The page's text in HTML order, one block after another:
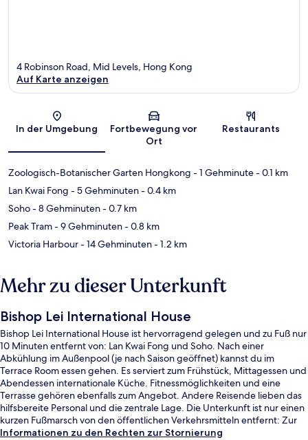
Karte
4 Robinson Road, Mid Levels, Hong Kong
Auf Karte anzeigen
In der Umgebung
Fortbewegung vor
Ort
Restaurants
Zoologisch-Botanischer Garten Hongkong - 1 Gehminute- 0.1 km
Lan Kwai Fong - 5 Gehminuten- 0.4 km
Soho- 8 Gehminuten- 0.7 km
Peak Tram- 9 Gehminuten- 0.8 km
Victoria Harbour- 14 Gehminuten- 1.2 km
Mehr zu dieser Unterkunft
Bishop Lei International House
Bishop Lei International House ist hervorragend gelegen und zu Fuß nur
10 Minuten entfernt von: Lan Kwai Fong und Soho. Nach einer
Abkühlung im Außenpool (je nach Saison geöffnet) kannst du im
Terrace Room essen gehen. Es serviert zum Frühstück, Mittagessen und
Abendessen internationale Küche. Fitnessmöglichkeiten und eine
Terrasse gehören ebenfalls zum Angebot. Andere Reisende lieben das
hilfsbereite Personal und die zentrale Lage. Die Unterkunft ist nur einen
kurzen Fußmarsch von den öffentlichen Verkehrsmitteln entfernt: Zur
U-Bahn läuft man 11 Minuten (Straßenbahnhaltestelle Pedder Street)
Informationen zu den Rechten zur Stornierung